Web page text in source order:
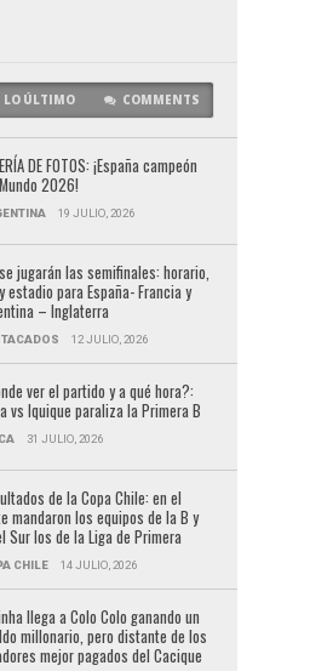
LO ÚLTIMO COMMENTS
DE FOTOS: ¡España campeón
2026!
19 JULIO, 2026
jugarán las semifinales: horario,
estadio para España- Francia y
– Inglaterra
12 JULIO, 2026
ver el partido y a qué hora?:
vs Iquique paraliza la Primera B
31 JULIO, 2026
de la Copa Chile: en el
mandaron los equipos de la B y
Sur los de la Liga de Primera
CHILE 14 JULIO, 2026
llega a Colo Colo ganando un
millonario, pero distante de los
mejor pagados del Cacique